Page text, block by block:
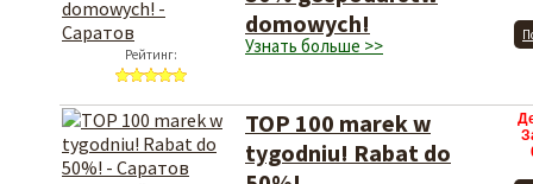
Рейтинг:
domowych!
Узнать больше >>
TOP 100 marek w
tygodniu! Rabat do